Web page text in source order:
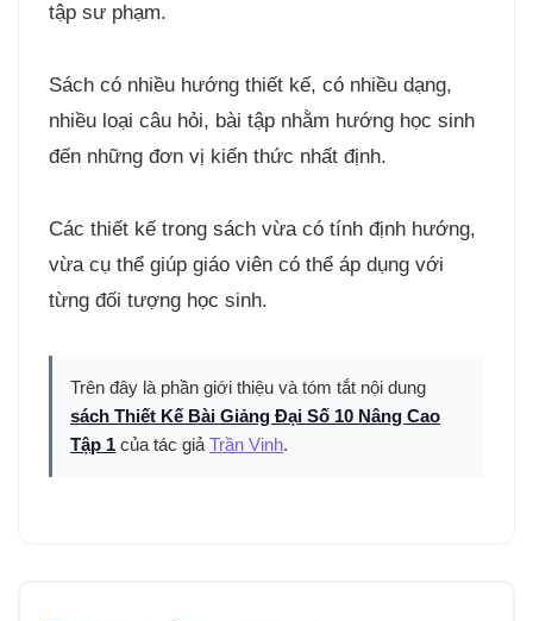
tập sư phạm.
Sách có nhiều hướng thiết kế, có nhiều dạng,
nhiều loại câu hỏi, bài tập nhằm hướng học sinh
đến những đơn vị kiến thức nhất định.
Các thiết kế trong sách vừa có tính định hướng,
vừa cụ thể giúp giáo viên có thể áp dụng với
từng đối tượng học sinh.
Trên đây là phần giới thiệu và tóm tắt nội dung
sách Thiết Kế Bài Giảng Đại Số 10 Nâng Cao
Tập 1 của tác giảTrần Vinh.